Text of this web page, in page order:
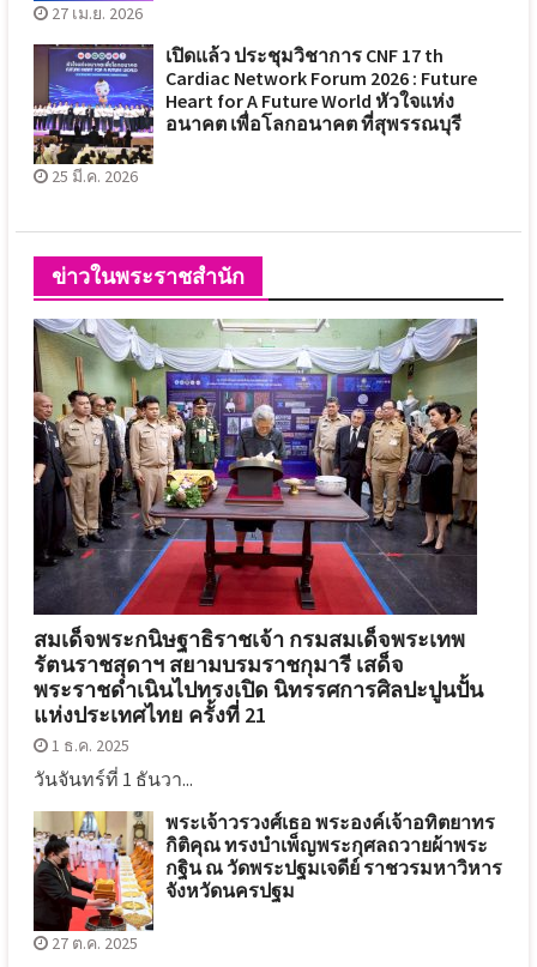
27 เม.ย. 2026
เปิดแล้ว ประชุมวิชาการ CNF 17 th
Cardiac Network Forum 2026 : Future
Heart for A Future World หัวใจแห่ง
อนาคต เพื่อโลกอนาคต ที่สุพรรณบุรี
25 มี.ค. 2026
ข่าวในพระราชสำนัก
สมเด็จพระกนิษฐาธิราชเจ้า กรมสมเด็จพระเทพ
รัตนราชสุดาฯ สยามบรมราชกุมารี เสด็จ
พระราชดำเนินไปทรงเปิด นิทรรศการศิลปะปูนปั้น
แห่งประเทศไทย ครั้งที่ 21
1 ธ.ค. 2025
วันจันทร์ที่ 1 ธันวา...
พระเจ้าวรวงศ์เธอ พระองค์เจ้าอทิตยาทร
กิติคุณ ทรงบำเพ็ญพระกุศลถวายผ้าพระ
กฐิน ณ วัดพระปฐมเจดีย์ ราชวรมหาวิหาร
จังหวัดนครปฐม
27 ต.ค. 2025